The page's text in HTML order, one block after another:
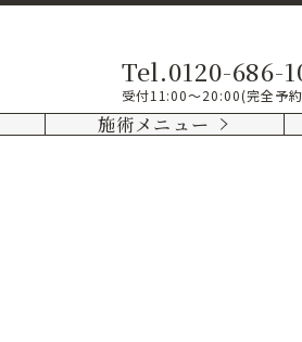
Tel.0120-686-
受付11:00～20:00(完全予
施術メニュー